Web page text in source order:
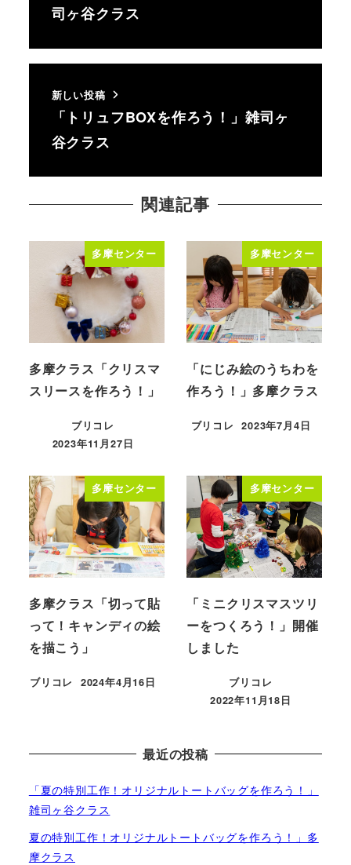
司ヶ谷クラス
新しい投稿
「トリュフBOXを作ろう！」雑司ヶ
谷クラス
関連記事
多摩センター
多摩クラス「クリスマ
スリースを作ろう！」
ブリコレ
投稿日
2023年11月27日
多摩センター
「にじみ絵のうちわを
作ろう！」多摩クラス
ブリコレ
投稿日
2023年7月4日
多摩センター
多摩クラス「切って貼
って！キャンディの絵
を描こう」
ブリコレ
投稿日
2024年4月16日
多摩センター
「ミニクリスマスツリ
ーをつくろう！」開催
しました
ブリコレ
投稿日
2022年11月18日
最近の投稿
「夏の特別工作！オリジナルトートバッグを作ろう！」
雑司ヶ谷クラス
夏の特別工作！オリジナルトートバッグを作ろう！」多
摩クラス